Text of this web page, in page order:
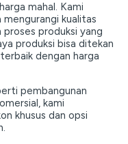
mahal. Kami
mengurangi kualitas
produksi yang
produksi bisa ditekan
dengan harga
pembangunan
kami
khusus dan opsi